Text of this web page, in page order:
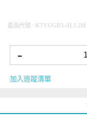
產品代號 : KTYUGB3-AL1.2M
-
加入追蹤清單